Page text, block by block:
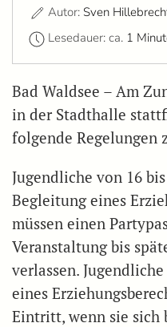
Autor: Sven
Lesedauer: ca. 1
Bad Waldsee – Am
in der Stadthalle
folgende Regelungen
Jugendliche von 16
Begleitung eines
müssen einen
Veranstaltung bis
verlassen.
eines
Eintritt, wenn sie sich